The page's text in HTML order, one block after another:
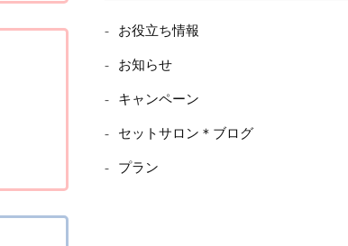
お役立ち情報
お知らせ
キャンペーン
セットサロン＊ブログ
プラン